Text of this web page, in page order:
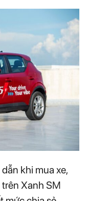
khi mua xe,
Xanh SM